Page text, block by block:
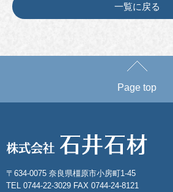
一覧に戻る
Page top
〒634-0075 奈良県橿原市小房町1-45
TEL 0744-22-3029 FAX 0744-24-8121